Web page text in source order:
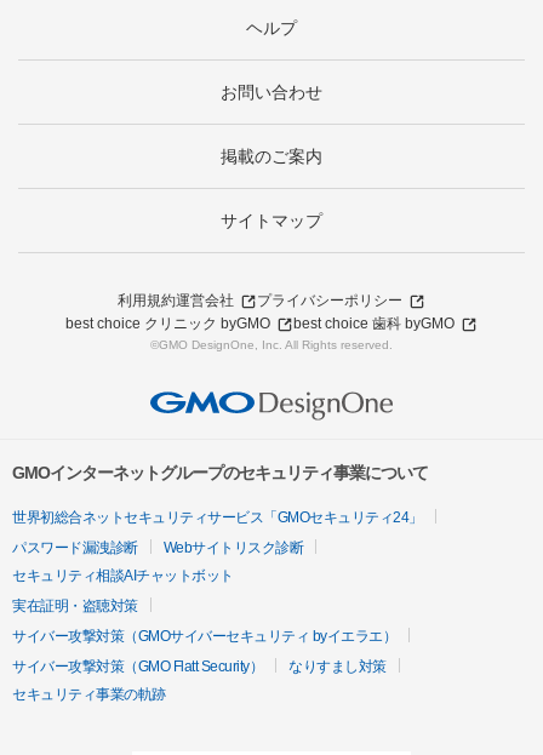
ヘルプ
お問い合わせ
掲載のご案内
サイトマップ
利用規約運営会社
プライバシーポリシー
best choice クリニック byGMO
best choice 歯科 byGMO
©GMO DesignOne, Inc. All Rights reserved.
GMOインターネットグループのセキュリティ事業について
世界初総合ネットセキュリティサービス「GMOセキュリティ24」
パスワード漏洩診断
Webサイトリスク診断
セキュリティ相談AIチャットボット
実在証明・盗聴対策
サイバー攻撃対策（GMOサイバーセキュリティ byイエラエ）
サイバー攻撃対策（GMO Flatt Security）
なりすまし対策
セキュリティ事業の軌跡